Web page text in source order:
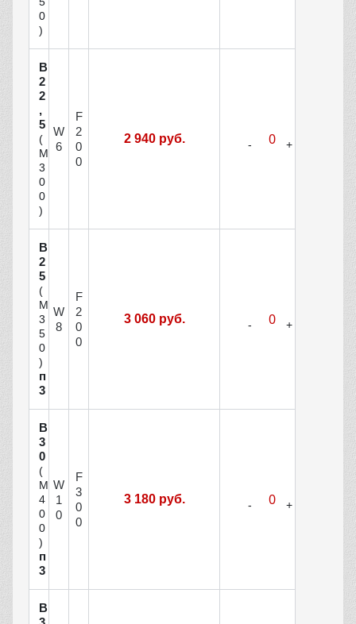
0
)
В
2
2
,
5
(
М
3
0
0
)
W
6
F
2
0
0
2 940 руб.
В
2
5
(
М
3
5
0
)
п
3
W
8
F
2
0
0
3 060 руб.
В
3
0
(
М
4
0
0
)
п
3
W
1
0
F
3
0
0
3 180 руб.
В